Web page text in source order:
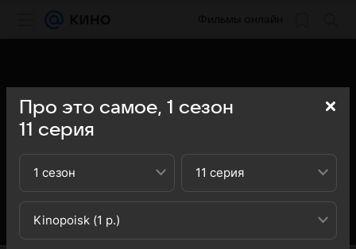
Про это самое, 1 сезон
11 серия
1 сезон 11 серия
Kinopoisk (1 р.)